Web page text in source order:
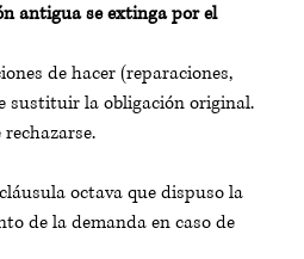
antigua se extinga por el
de hacer (reparaciones,
sustituir la obligación original.
octava que dispuso la
de la demanda en caso de